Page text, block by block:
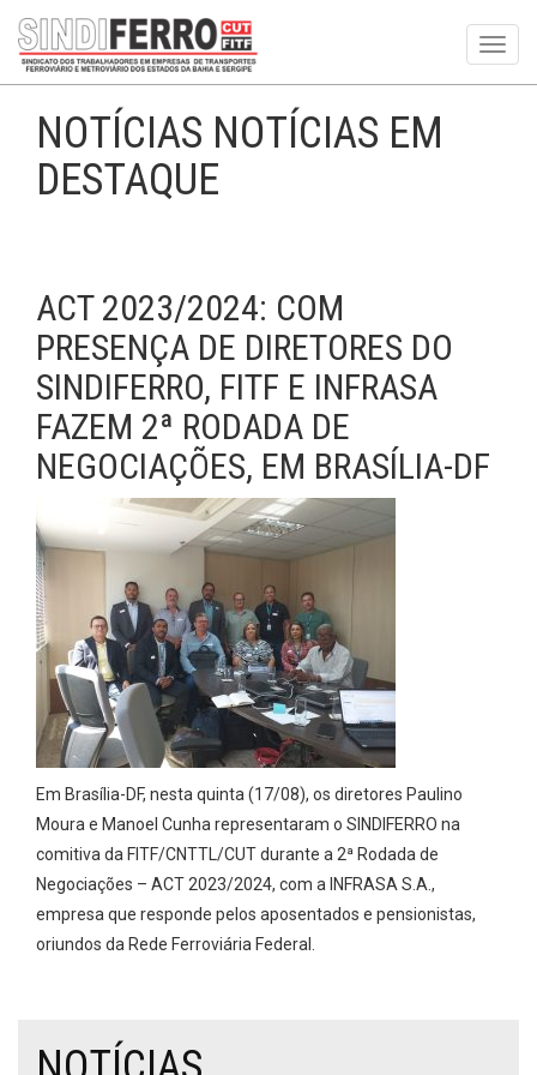
NOTÍCIAS NOTÍCIAS EM
DESTAQUE
ACT 2023/2024: COM
PRESENÇA DE DIRETORES DO
SINDIFERRO, FITF E INFRASA
FAZEM 2ª RODADA DE
NEGOCIAÇÕES, EM BRASÍLIA-DF
Em Brasília-DF, nesta quinta (17/08), os diretores Paulino
Moura e Manoel Cunha representaram o SINDIFERRO na
comitiva da FITF/CNTTL/CUT durante a 2ª Rodada de
Negociações – ACT 2023/2024, com a INFRASA S.A.,
empresa que responde pelos aposentados e pensionistas,
oriundos da Rede Ferroviária Federal.